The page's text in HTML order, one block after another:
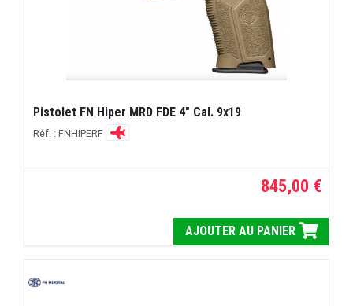
Pistolet FN Hiper MRD FDE 4" Cal. 9x19
Réf. : FNHIPERF
845,00 €
AJOUTER AU PANIER